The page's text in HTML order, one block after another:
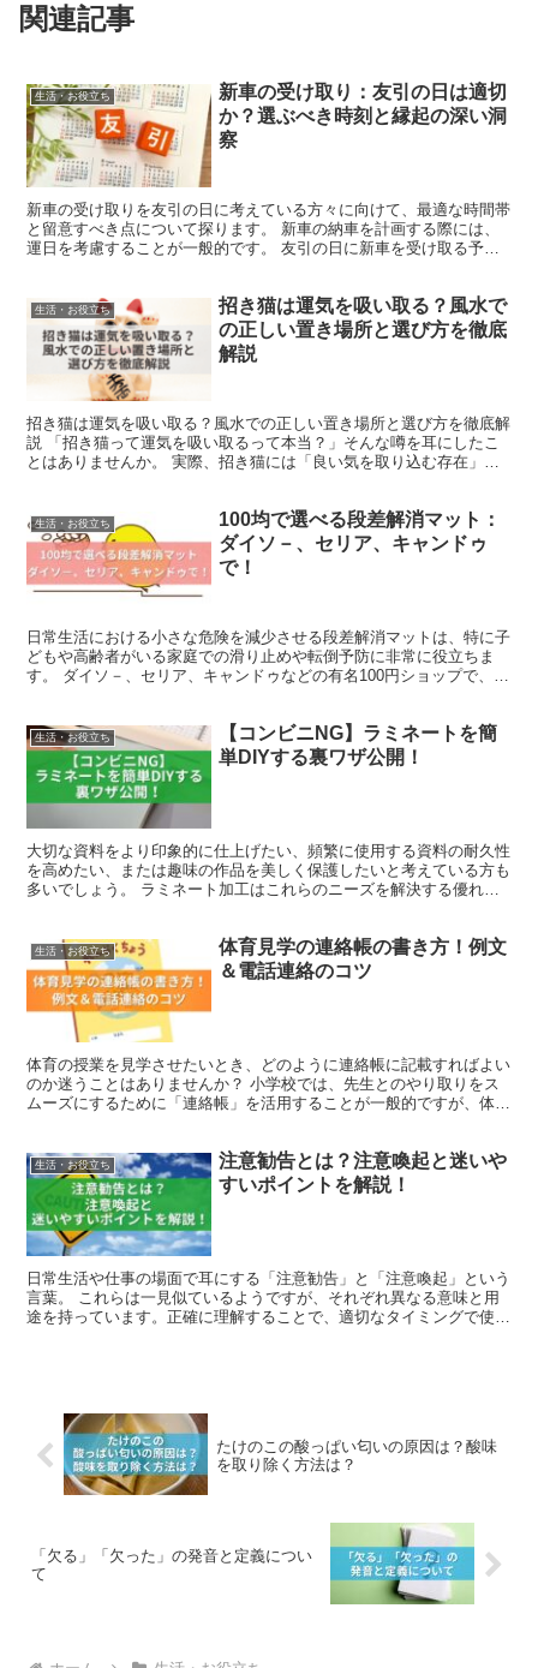
関連記事
生活・お役立ち
新車の受け取り：友引の日は適切
か？選ぶべき時刻と縁起の深い洞
察
新車の受け取りを友引の日に考えている方々に向けて、最適な時間帯
と留意すべき点について探ります。 新車の納車を計画する際には、
運日を考慮することが一般的です。 友引の日に新車を受け取る予定
生活・お役立ち
招き猫は運気を吸い取る？風水で
の正しい置き場所と選び方を徹底
解説
招き猫は運気を吸い取る？風水での正しい置き場所と選び方を徹底解
説 「招き猫って運気を吸い取るって本当？」そんな噂を耳にしたこ
とはありませんか。 実際、招き猫には「良い気を取り込む存在」と
生活・お役立ち
100均で選べる段差解消マット：
ダイソ－、セリア、キャンドゥ
で！
日常生活における小さな危険を減少させる段差解消マットは、特に子
どもや高齢者がいる家庭での滑り止めや転倒予防に非常に役立ちま
す。 ダイソ－、セリア、キャンドゥなどの有名100円ショップで、お
生活・お役立ち
【コンビニNG】ラミネートを簡
単DIYする裏ワザ公開！
大切な資料をより印象的に仕上げたい、頻繁に使用する資料の耐久性
を高めたい、または趣味の作品を美しく保護したいと考えている方も
多いでしょう。 ラミネート加工はこれらのニーズを解決する優れた
生活・お役立ち
体育見学の連絡帳の書き方！例文
＆電話連絡のコツ
体育の授業を見学させたいとき、どのように連絡帳に記載すればよい
のか迷うことはありませんか？ 小学校では、先生とのやり取りをス
ムーズにするために「連絡帳」を活用することが一般的ですが、体育
生活・お役立ち
注意勧告とは？注意喚起と迷いや
すいポイントを解説！
日常生活や仕事の場面で耳にする「注意勧告」と「注意喚起」という
言葉。 これらは一見似ているようですが、それぞれ異なる意味と用
途を持っています。正確に理解することで、適切なタイミングで使い
たけのこの酸っぱい匂いの原因は？酸味
を取り除く方法は？
「欠る」「欠った」の発音と定義につい
て